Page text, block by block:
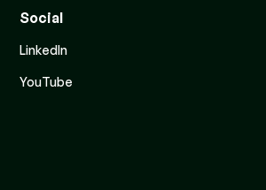
Social
LinkedIn
YouTube